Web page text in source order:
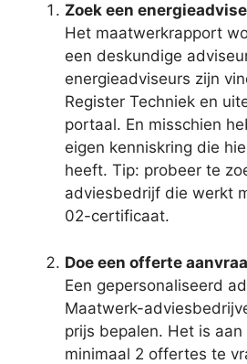
Zoek een
Het maatwerkrapport
een deskundige
energieadviseurs zijn
Register Techniek en
portaal. En misschien
eigen kenniskring die
heeft. Tip: probeer te
adviesbedrijf die werkt
02-certificaat.
Doe een offerte
Een gepersonaliseerd
Maatwerk-
prijs bepalen. Het is
minimaal 2 offertes te